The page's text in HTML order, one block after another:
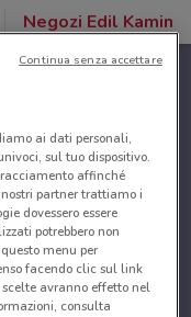
Negozi Edil Kamin
ai dati personali,
sul tuo dispositivo.
affinché
partner trattiamo i
dovessero essere
potrebbero non
menu per
facendo clic sul link
avranno effetto nel
consulta
Continua senza accettare